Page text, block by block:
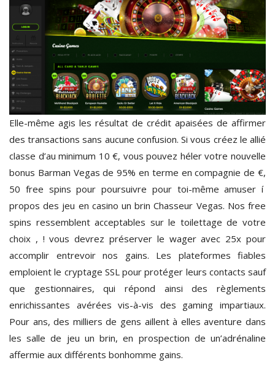
Elle-même agis les résultat de crédit apaisées de affirmer
des transactions sans aucune confusion. Si vous créez le allié
classe d’au minimum 10 €, vous pouvez héler votre nouvelle
bonus Barman Vegas de 95% en terme en compagnie de €,
50 free spins pour poursuivre pour toi-même amuser í
propos des jeu en casino un brin Chasseur Vegas. Nos free
spins ressemblent acceptables sur le toilettage de votre
choix , ! vous devrez préserver le wager avec 25x pour
accomplir entrevoir nos gains. Les plateformes fiables
emploient le cryptage SSL pour protéger leurs contacts sauf
que gestionnaires, qui répond ainsi des règlements
enrichissantes avérées vis-à-vis des gaming impartiaux.
Pour ans, des milliers de gens aillent à elles aventure dans
les salle de jeu un brin, en prospection de un’adrénaline
affermie aux différents bonhomme gains.